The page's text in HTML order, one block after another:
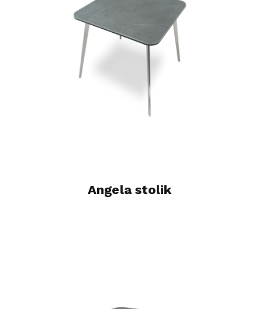
Angela stolik